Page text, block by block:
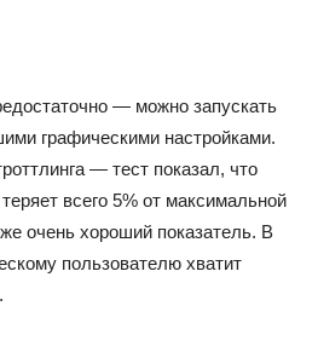
— можно запускать
графическими настройками.
— тест показал, что
всего 5% от максимальной
очень хороший показатель. В
пользователю хватит